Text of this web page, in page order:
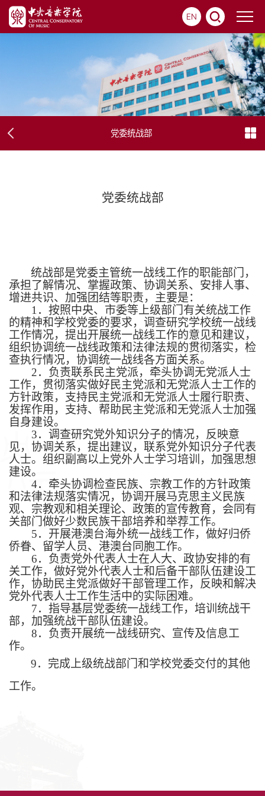
EN
党委统战部
党委统战部
统战部是党委主管统一战线工作的职能部门，
承担了解情况、掌握政策、协调关系、安排人事、
增进共识、加强团结等职责，主要是：
1 ．按照中央、市委等上级部门有关统战工作
的精神和学校党委的要求，调查研究学校统一战线
工作情况，提出开展统一战线工作的意见和建议，
组织协调统一战线政策和法律法规的贯彻落实，检
查执行情况，协调统一战线各方面关系。
2．负责联系民主党派，牵头协调无党派人士
工作，贯彻落实做好民主党派和无党派人士工作的
方针政策，支持民主党派和无党派人士履行职责、
发挥作用，支持、帮助民主党派和无党派人士加强
自身建设。
3．调查研究党外知识分子的情况，反映意
见，协调关系，提出建议，联系党外知识分子代表
人士。组织副高以上党外人士学习培训，加强思想
建设。
4．牵头协调检查民族、宗教工作的方针政策
和法律法规落实情况，协调开展马克思主义民族
观、宗教观和相关理论、政策的宣传教育，会同有
关部门做好少数民族干部培养和举荐工作。
5．开展港澳台海外统一战线工作，做好归侨
侨眷、留学人员、港澳台同胞工作。
6．负责党外代表人士在人大、政协安排的有
关工作，做好党外代表人士和后备干部队伍建设工
作，协助民主党派做好干部管理工作，反映和解决
党外代表人士工作生活中的实际困难。
7．指导基层党委统一战线工作，培训统战干
部，加强统战干部队伍建设。
8．负责开展统一战线研究、宣传及信息工
作。
9．完成上级统战部门和学校党委交付的其他
工作。